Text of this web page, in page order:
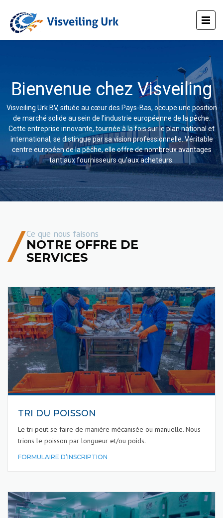
Bienvenue chez Visveiling
Visveiling Urk BV, située au cœur des Pays-Bas, occupe une position
de marché solide au sein de l’industrie européenne de la pêche.
Cette entreprise innovante, tournée à la fois sur le plan national et
international, se distingue par sa vision professionnelle. Véritable
centre européen de la pêche, elle offre de nombreux avantages
tant aux fournisseurs qu’aux acheteurs.
Ce que nous faisons
NOTRE OFFRE DE
SERVICES
TRI DU POISSON
Le tri peut se faire de manière mécanisée ou manuelle. Nous
trions le poisson par longueur et/ou poids.
FORMULAIRE D’INSCRIPTION